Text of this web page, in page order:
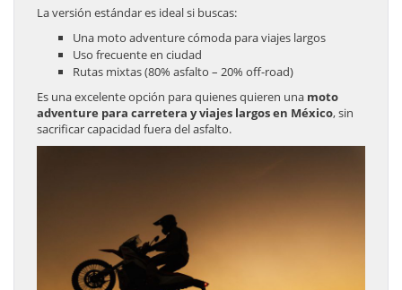
La versión estándar es ideal si buscas:
Una moto adventure cómoda para viajes largos
Uso frecuente en ciudad
Rutas mixtas (80% asfalto – 20% off-road)
Es una excelente opción para quienes quieren una moto
adventure para carretera y viajes largos en México, sin
sacrificar capacidad fuera del asfalto.